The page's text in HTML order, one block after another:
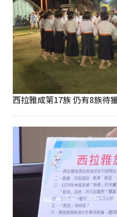
西拉雅成第17族 仍有8族待